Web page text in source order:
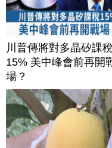
川普傳將對多晶矽課稅
15% 美中峰會前再開
場？